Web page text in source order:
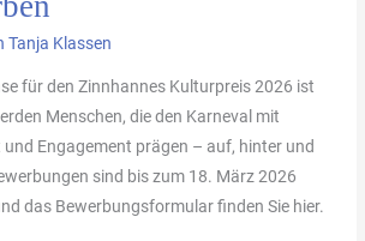
Tanja Klassen
für den Zinnhannes Kulturpreis 2026 ist
Menschen, die den Karneval mit
Engagement prägen – auf, hinter und
sind bis zum 18. März 2026
das Bewerbungsformular finden Sie hier.